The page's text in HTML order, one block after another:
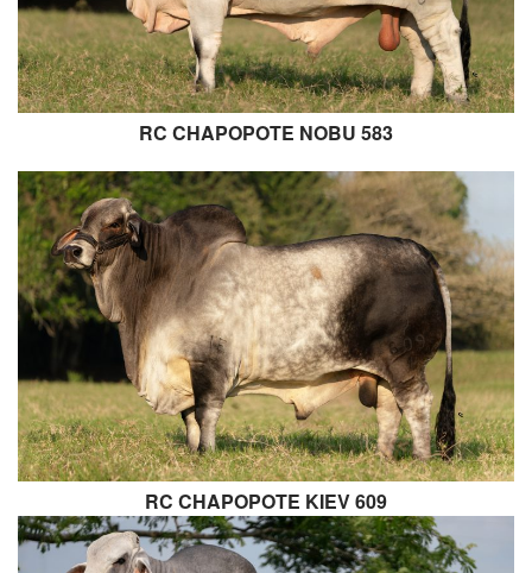
RC CHAPOPOTE NOBU 583
RC CHAPOPOTE KIEV 609